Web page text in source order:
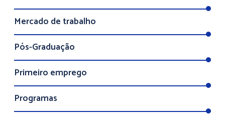
Mercado de trabalho
Pós-Graduação
Primeiro emprego
Programas